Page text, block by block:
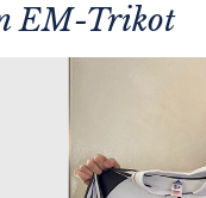
EM-Trikot